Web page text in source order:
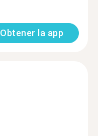
Obtener la app